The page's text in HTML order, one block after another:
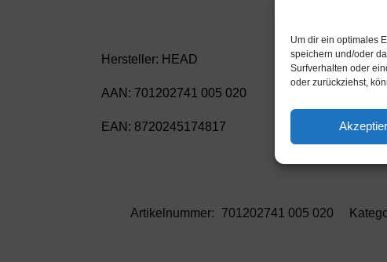
Um dir ein optimales
speichern und/oder
Surfverhalten oder
oder zurückziehst,
Hersteller: HEAD
AAN: 701202741 005 020
EAN: 8720245174817
Artikelnummer: 701202741 005 020